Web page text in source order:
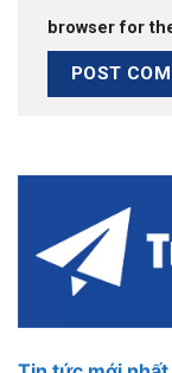
browser for